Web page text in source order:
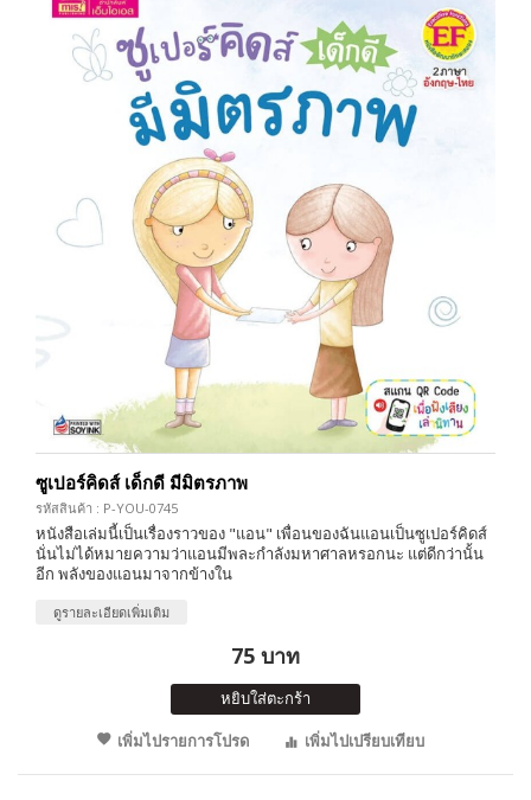
ซูเปอร์คิดส์ เด็กดี มีมิตรภาพ
รหัสสินค้า : P-YOU-0745
หนังสือเล่มนี้เป็นเรื่องราวของ "แอน" เพื่อนของฉันแอนเป็นซูเปอร์คิดส์
นั่นไม่ได้หมายความว่าแอนมีพละกำลังมหาศาลหรอกนะ แต่ดีกว่านั้น
อีก พลังของแอนมาจากข้างใน
ดูรายละเอียดเพิ่มเติม
75 บาท
หยิบใส่ตะกร้า
เพิ่มไปรายการโปรด
เพิ่มไปเปรียบเทียบ